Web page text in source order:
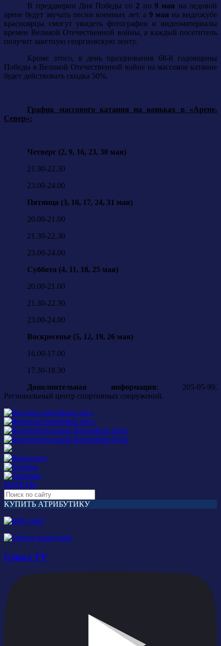
В преддверии Дня Победы со 2 по 9 мая на ледовой
арене будут звучать песни военных лет, а 9 мая на видеокубе
красноярцы смогут увидеть фотографии и видеоматериалы
времен Великой Отечественной войны, а каждый посетитель
получит заветную георгиевскую ленту.
Кроме этого, в день празднования 68-й годовщины
Победы в Великой Отечественной войне на массовое катание
будет действовать скидка 50%.
График массового катания на коньках в «Арене.
Север»:
Четверг (2, 9, 16, 23, 30 мая)
21.30-22.30
23.00-24.00
Пятница (3, 10, 17, 24, 31 мая)
20.00-21.00
21.30-22.30
23.00-24.00
Суббота (4, 11, 18, 25 мая)
20.00-21.00
21.30-22.30
23.00-24.00
Воскресенье (5, 12, 19, 26 мая)
16.00-17.00
17.30-18.30
Дополнительная информация: 205-05-99,
Региональный центр спортивных сооружений.
БИЛЕТЫ
КУПИТЬ АТРИБУТИКУ
Сокол TV